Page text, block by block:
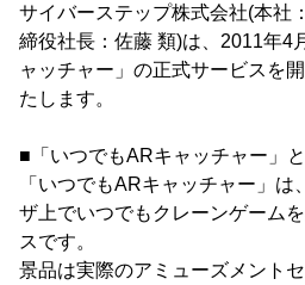
サイバーステップ株式会社(本社
締役社長：佐藤 類)は、2011年4
ャッチャー」の正式サービスを
たします。
■「いつでもARキャッチャー」
「いつでもARキャッチャー」は
ザ上でいつでもクレーンゲーム
スです。
景品は実際のアミューズメント